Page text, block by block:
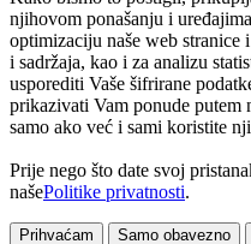
njihovom ponašanju i
optimizaciju naše web stranice
i sadržaja, kao i za analizu
usporediti Vaše šifrirane
prikazivati Vam ponude
samo ako već i sami koristite
Prije nego što date svoj
našePolitike privatnosti.
Prihvaćam Samo obavezno